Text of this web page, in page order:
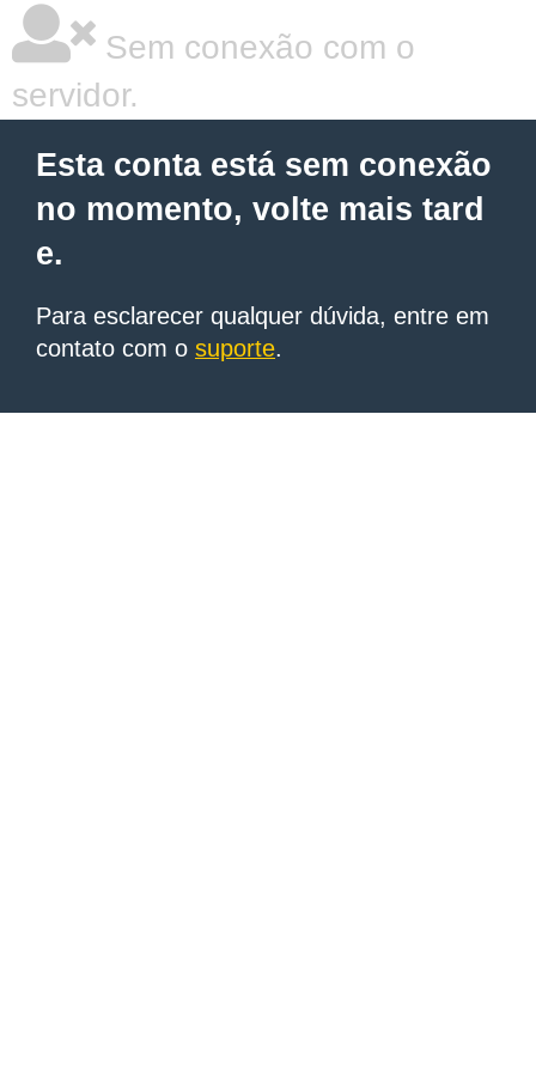
Sem conexão com o
servidor.
Esta conta está sem conexão
no momento, volte mais tard
e.
Para esclarecer qualquer dúvida, entre em
contato com o suporte.